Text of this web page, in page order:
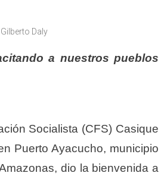
Gilberto Daly
a nuestros pueblos
Socialista (CFS) Casique
Puerto Ayacucho, municipio
dio la bienvenida a